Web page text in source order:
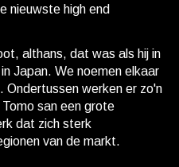
nieuwste high end
althans, dat was als hij in
Japan. We noemen elkaar
Ondertussen werken er zo'n
san een grote
dat zich sterk
van de markt.